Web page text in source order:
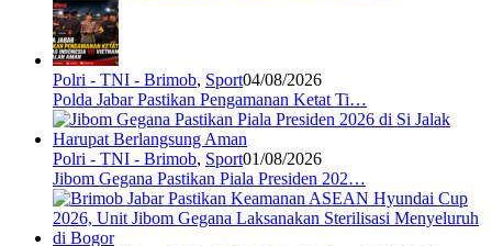
Polri - TNI - Brimob, Sport04/08/2026
Polda Jabar Pastikan Pengamanan Ketat Ti…
Polri - TNI - Brimob, Sport01/08/2026
Jibom Gegana Pastikan Piala Presiden 202…